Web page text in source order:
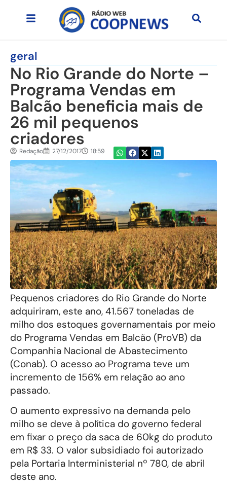
geral
No Rio Grande do Norte –
Programa Vendas em
Balcão beneficia mais de
26 mil pequenos
criadores
Redação 27/12/2017 18:59
Pequenos criadores do Rio Grande do Norte
adquiriram, este ano, 41.567 toneladas de
milho dos estoques governamentais por meio
do Programa Vendas em Balcão (ProVB) da
Companhia Nacional de Abastecimento
(Conab). O acesso ao Programa teve um
incremento de 156% em relação ao ano
passado.
O aumento expressivo na demanda pelo
milho se deve à política do governo federal
em fixar o preço da saca de 60kg do produto
em R$ 33. O valor subsidiado foi autorizado
pela Portaria Interministerial nº 780, de abril
deste ano.